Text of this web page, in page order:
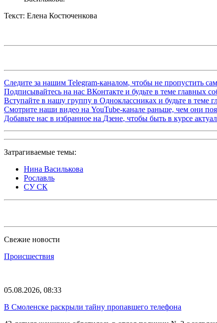
Текст: Елена Костюченкова
Следите за нашим Telegram-каналом, чтобы не пропустить
Подписывайтесь на нас ВКонтакте и будьте в теме главных
Вступайте в нашу группу в Одноклассниках и будьте в теме
Смотрите наши видео на YouTube-канале раньше, чем они
Добавьте нас в избранное на Дзене, чтобы быть в курсе
Затрагиваемые темы:
Нина Василькова
Рославль
СУ СК
Свежие новости
Происшествия
05.08.2026, 08:33
В Смоленске раскрыли тайну пропавшего телефона